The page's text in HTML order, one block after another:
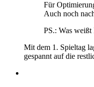
Für
Auch noch
PS.: Was
Mit dem 1. Spieltag
gespannt auf die